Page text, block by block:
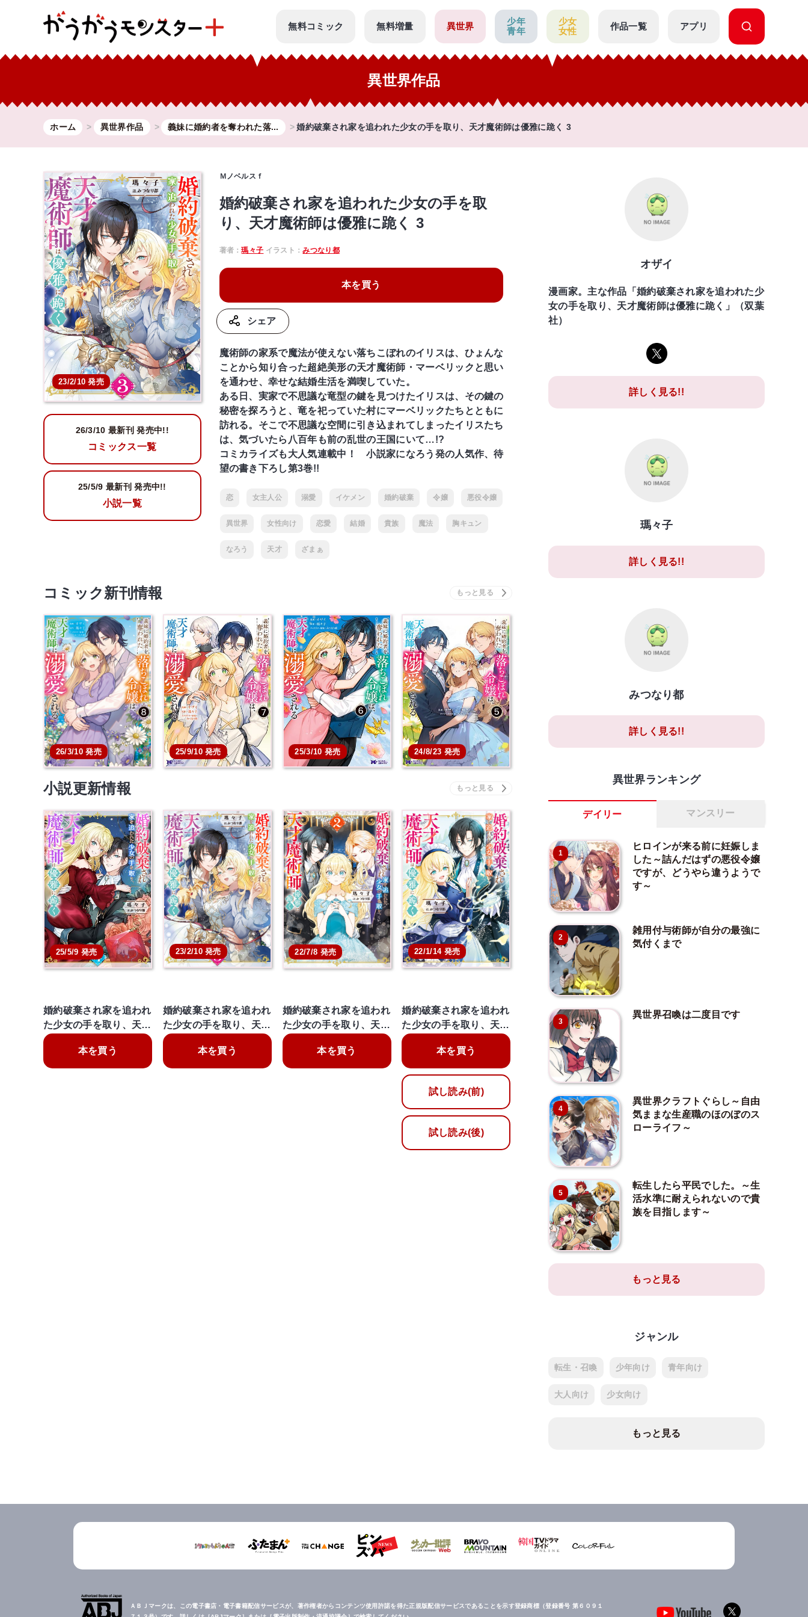
無料コミック 無料増量 異世界
少年
青年
少女
女性
作品一覧 アプリ
異世界作品
ホーム 異世界作品 義妹に婚約者を奪われた落... 婚約破棄され家を追われた少女の手を取り、天才魔術師は優雅に跪く 3
23/2/10 発売
26/3/10最新刊 発売中!!
コミックス一覧
25/5/9 最新刊 発売中!!
小説一覧
Ｍノベルスｆ
婚約破棄され家を追われた少女の手を取
り、天才魔術師は優雅に跪く 3
著者：瑪々子 イラスト：みつなり都
本を買う
シェア
魔術師の家系で魔法が使えない落ちこぼれのイリスは、ひょんな
ことから知り合った超絶美形の天才魔術師・マーベリックと思い
を通わせ、幸せな結婚生活を満喫していた。
ある日、実家で不思議な竜型の鍵を見つけたイリスは、その鍵の
秘密を探ろうと、竜を祀っていた村にマーベリックたちとともに
訪れる。そこで不思議な空間に引き込まれてしまったイリスたち
は、気づいたら八百年も前の乱世の王国にいて…!?
コミカライズも大人気連載中！ 小説家になろう発の人気作、待
望の書き下ろし第3巻!!
恋 女主人公 溺愛 イケメン 婚約破棄 令嬢 悪役令嬢
異世界 女性向け 恋愛 結婚 貴族 魔法 胸キュン
なろう 天才 ざまぁ
コミック新刊情報
26/3/10 発売
義妹に婚約者を奪われた
落ちこぼれ令嬢は、天…
本を買う
25/9/10 発売
義妹に婚約者を奪われた
落ちこぼれ令嬢は、天…
本を買う
25/3/10 発売
義妹に婚約者を奪われた
落ちこぼれ令嬢は、天…
本を買う
24/8/23 発売
義妹に婚約者を奪われた
落ちこぼれ令嬢は、天…
本を買う
小説更新情報
25/5/9 発売
婚約破棄され家を追われ
た少女の手を取り、天…
本を買う
23/2/10 発売
婚約破棄され家を追われ
た少女の手を取り、天…
本を買う
22/7/8 発売
婚約破棄され家を追われ
た少女の手を取り、天…
本を買う
22/1/14 発売
婚約破棄され家を追われ
た少女の手を取り、天…
本を買う
試し読み(前)
試し読み(後)
オザイ
漫画家。主な作品「婚約破棄され家を追われた少
女の手を取り、天才魔術師は優雅に跪く」（双葉
社）
詳しく見る!!
瑪々子
詳しく見る!!
みつなり都
詳しく見る!!
異世界ランキング
デイリー マンスリー
1
ヒロインが来る前に妊娠しま
した～詰んだはずの悪役令嬢
ですが、どうやら違うようで
す～
2
雑用付与術師が自分の最強に
気付くまで
3
異世界召喚は二度目です
4
異世界クラフトぐらし～自由
気ままな生産職のほのぼのス
ローライフ～
5
転生したら平民でした。～生
活水準に耐えられないので貴
族を目指します～
もっと見る
ジャンル
転生・召喚 少年向け 青年向け
大人向け 少女向け
もっと見る
ＡＢＪマークは、この電子書店・電子書籍配信サービスが、著作権者からコンテンツ使用許諾を得た正規版配信サービスであることを示す登録商標（登録番号 第６０９１